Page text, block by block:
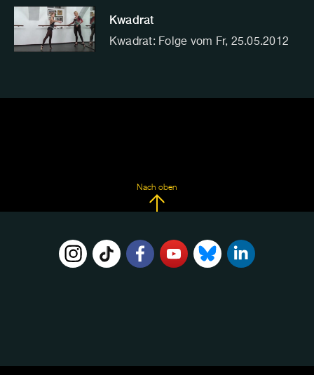
Kwadrat
Kwadrat: Folge vom Fr, 25.05.2012
Nach oben